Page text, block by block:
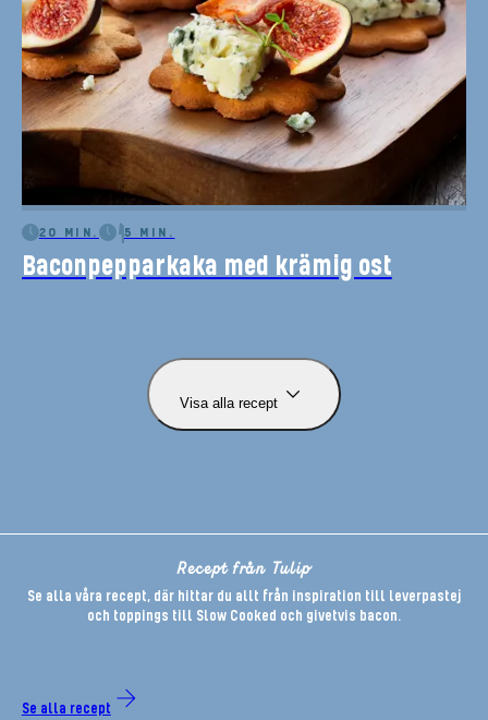
20 MIN. 5 MIN.
Baconpepparkaka med krämig ost
Visa alla recept
Recept från Tulip
Se alla våra recept, där hittar du allt från inspiration till leverpastej
och toppings till Slow Cooked och givetvis bacon.
Se alla recept